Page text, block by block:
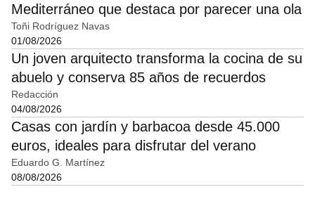
Mediterráneo que destaca por parecer una ola
Toñi Rodríguez Navas
01/08/2026
Un joven arquitecto transforma la cocina de su
abuelo y conserva 85 años de recuerdos
Redacción
04/08/2026
Casas con jardín y barbacoa desde 45.000
euros, ideales para disfrutar del verano
Eduardo G. Martínez
08/08/2026